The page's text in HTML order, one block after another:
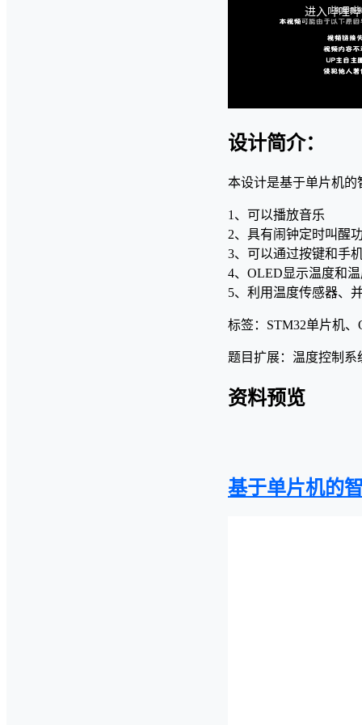
设计简介：
本设计是基于单片机
1、可以播放音乐
2、具有闹钟定时叫醒
3、可以通过按键和手
4、OLED显示温度和
5、利用温度传感器、
标签：STM32单片机
题目扩展：温度控制系
资料预览
基于单片机的